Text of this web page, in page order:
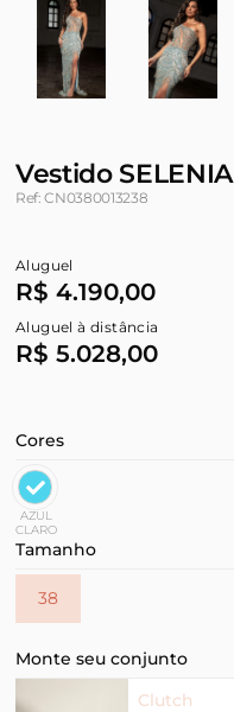
Vestido SELENIA
Ref: CN0380013238
Aluguel
R$ 4.190,00
Aluguel à distância
R$ 5.028,00
Cores
AZUL
CLARO
Tamanho
38
Monte seu conjunto
Clutch